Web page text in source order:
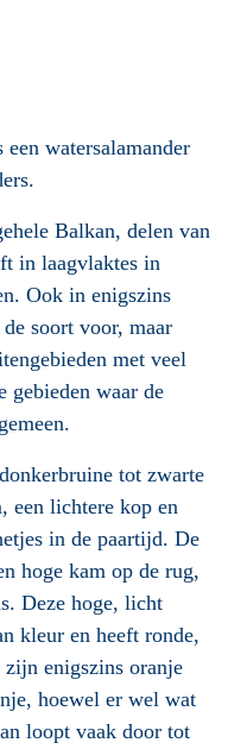
watersalamander
Balkan, delen van
in laagvlaktes in
Ook in enigszins
soort voor, maar
met veel
gebieden waar de
tot zwarte
een lichtere kop en
in de paartijd. De
hoge kam op de rug,
Deze hoge, licht
kleur en heeft ronde,
enigszins oranje
hoewel er wel wat
loopt vaak door tot